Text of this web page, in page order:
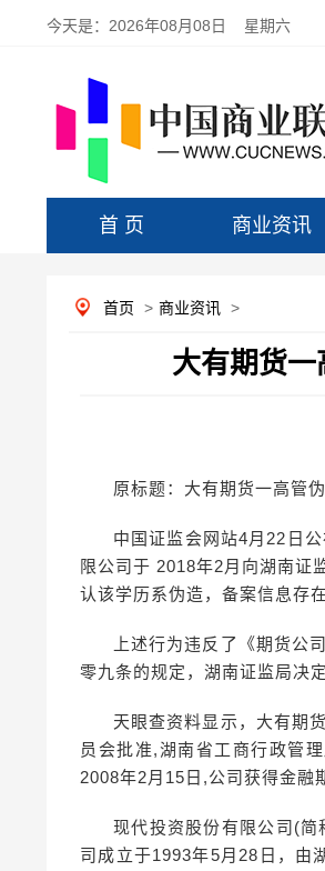
今天是： 2026年08月08日 星期六
首 页 商业资讯
首页 > 商业资讯 >
大有期货
原标题：大有期货一高管
中国证监会网站4月22日
限公司于 2018年2月向湖南证
认该学历系伪造，备案信息存
上述行为违反了《期货公
零九条的规定，湖南证监局决
天眼查资料显示，大有期
员会批准,湖南省工商行政管
2008年2月15日,公司获得金融
现代投资股份有限公司(简
司成立于1993年5月28日，由